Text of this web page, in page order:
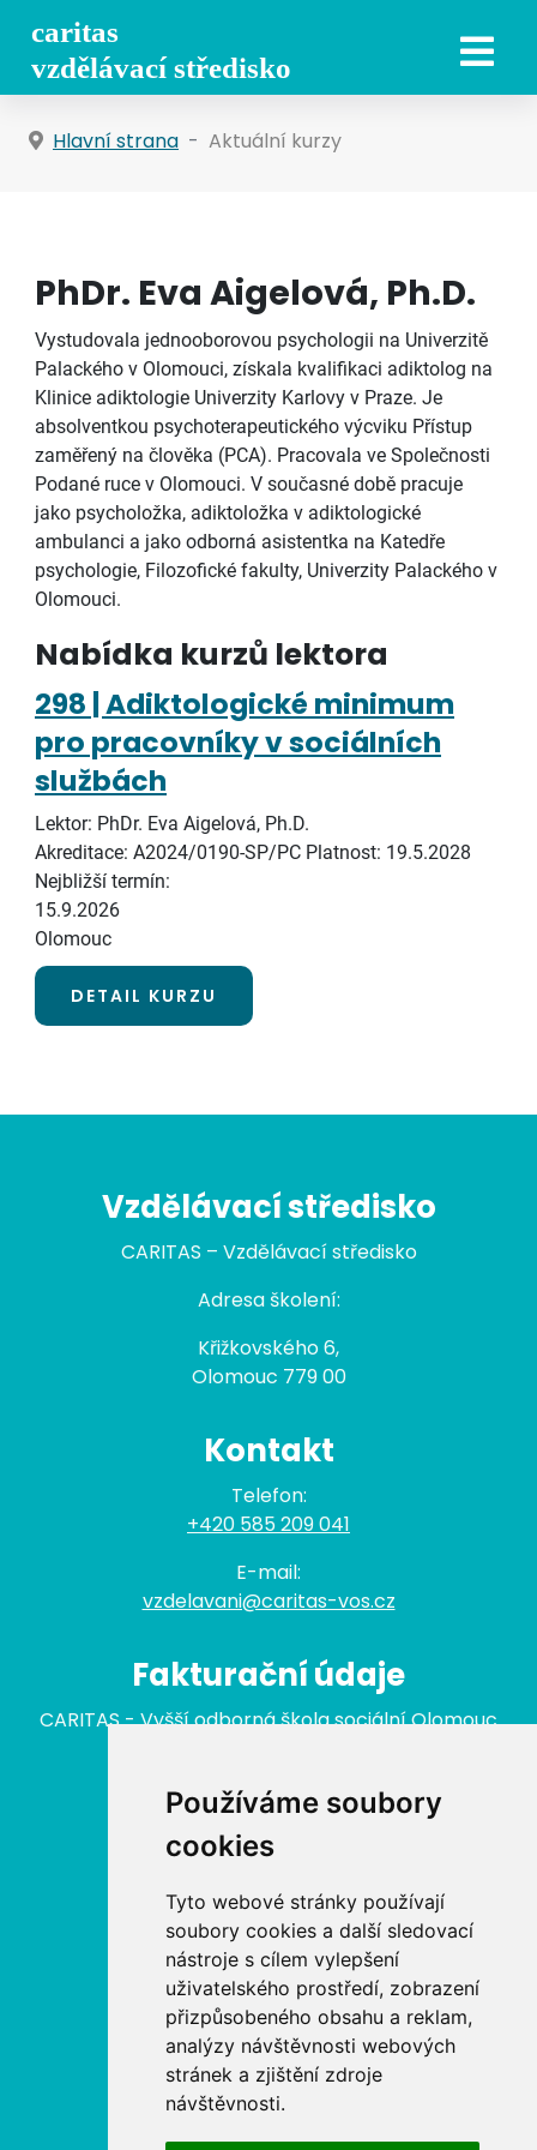
Používáme soubory
cookies
Tyto webové stránky používají
soubory cookies a další sledovací
nástroje s cílem vylepšení
uživatelského prostředí, zobrazení
přizpůsobeného obsahu a reklam,
analýzy návštěvnosti webových
stránek a zjištění zdroje
návštěvnosti.
Hlavní strana Aktuální kurzy
PhDr. Eva Aigelová, Ph.D.
Vystudovala jednooborovou psychologii na Univerzitě
Palackého v Olomouci, získala kvalifikaci adiktolog na
Klinice adiktologie Univerzity Karlovy v Praze. Je
absolventkou psychoterapeutického výcviku Přístup
zaměřený na člověka (PCA). Pracovala ve Společnosti
Podané ruce v Olomouci. V současné době pracuje
jako psycholožka, adiktoložka v adiktologické
ambulanci a jako odborná asistentka na Katedře
psychologie, Filozofické fakulty, Univerzity Palackého v
Olomouci.
Nabídka kurzů lektora
298 | Adiktologické minimum
pro pracovníky v sociálních
službách
Lektor: PhDr. Eva Aigelová, Ph.D.
Akreditace: A2024/0190-SP/PC Platnost: 19.5.2028
Nejbližší termín:
15.9.2026
Olomouc
DETAIL KURZU
Vzdělávací středisko
CARITAS – Vzdělávací středisko
Adresa školení:
Křižkovského 6,
Olomouc 779 00
Kontakt
Telefon:
+420 585 209 041
E-mail:
vzdelavani@caritas-vos.cz
Fakturační údaje
CARITAS - Vyšší odborná škola sociální Olomouc
Nabídka
Aktuální kurzy
Akreditované kurzy MŠMT
Akreditované kurzy MPSV
Akreditované kurzy MV